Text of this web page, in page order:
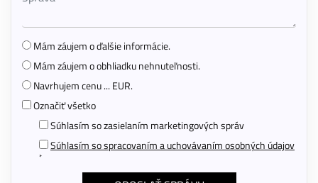
Mám záujem o ďalšie informácie.
Mám záujem o obhliadku nehnuteľnosti.
Navrhujem cenu ... EUR.
Označiť všetko
Súhlasím so zasielaním marketingových správ
Súhlasím so spracovaním a uchovávaním osobných údajov
*